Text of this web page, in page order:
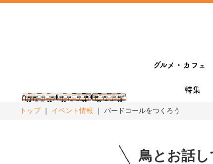
グルメ・カフェ
特集
トップ イベント情報 バードコールをつくろう
鳥とお話